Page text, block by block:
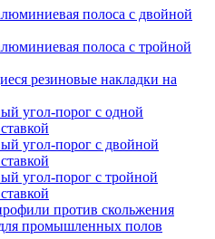
полоса с двойной
полоса с тройной
резиновые накладки на
угол-порог с одной
угол-порог с двойной
угол-порог с тройной
против скольжения
промышленных полов